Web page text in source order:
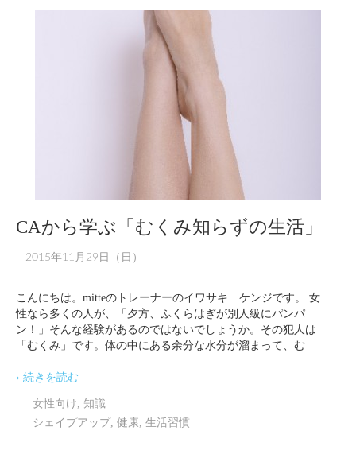
CAから学ぶ「むくみ知らずの生活」
2015年11月29日（日）
こんにちは。mitteのトレーナーのイワサキ ケンジです。 女
性なら多くの人が、「夕方、ふくらはぎが別人級にパンパ
ン！」そんな経験があるのではないでしょうか。その犯人は
「むくみ」です。体の中にある余分な水分が溜まって、む
› 続きを読む
女性向け 知識
シェイプアップ 健康 生活習慣